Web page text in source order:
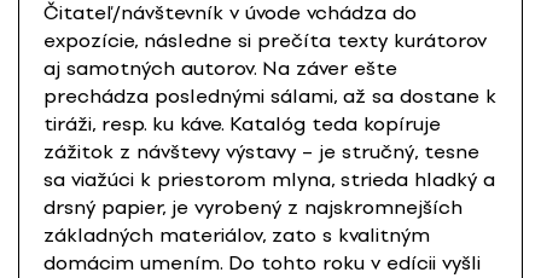
Čitateľ/návštevník v úvode vchádza do
expozície, následne si prečíta texty kurátorov
aj samotných autorov. Na záver ešte
prechádza poslednými sálami, až sa dostane k
tiráži, resp. ku káve. Katalóg teda kopíruje
zážitok z návštevy výstavy – je stručný, tesne
sa viažúci k priestorom mlyna, strieda hladký a
drsný papier, je vyrobený z najskromnejších
základných materiálov, zato s kvalitným
domácim umením. Do tohto roku v edícii vyšli